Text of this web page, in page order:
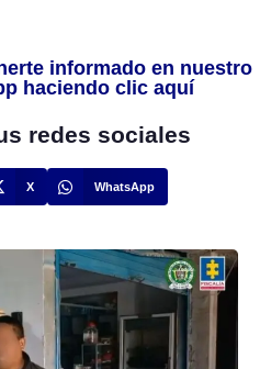
informado en nuestro
haciendo clic aquí
redes sociales
X WhatsApp